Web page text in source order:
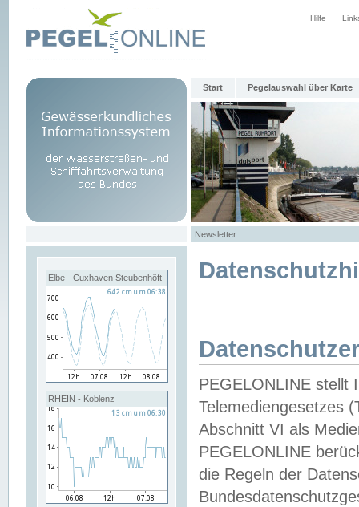
Hilfe
Start Pegelauswahl über Karte
Newsletter
Elbe - Cuxhaven Steubenhöft
RHEIN - Koblenz
PEGELONLINE stellt
Telemediengesetzes
Abschnitt VI als
PEGELONLINE
die Regeln der